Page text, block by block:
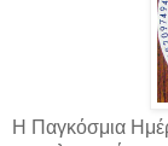
Η Παγκόσμια